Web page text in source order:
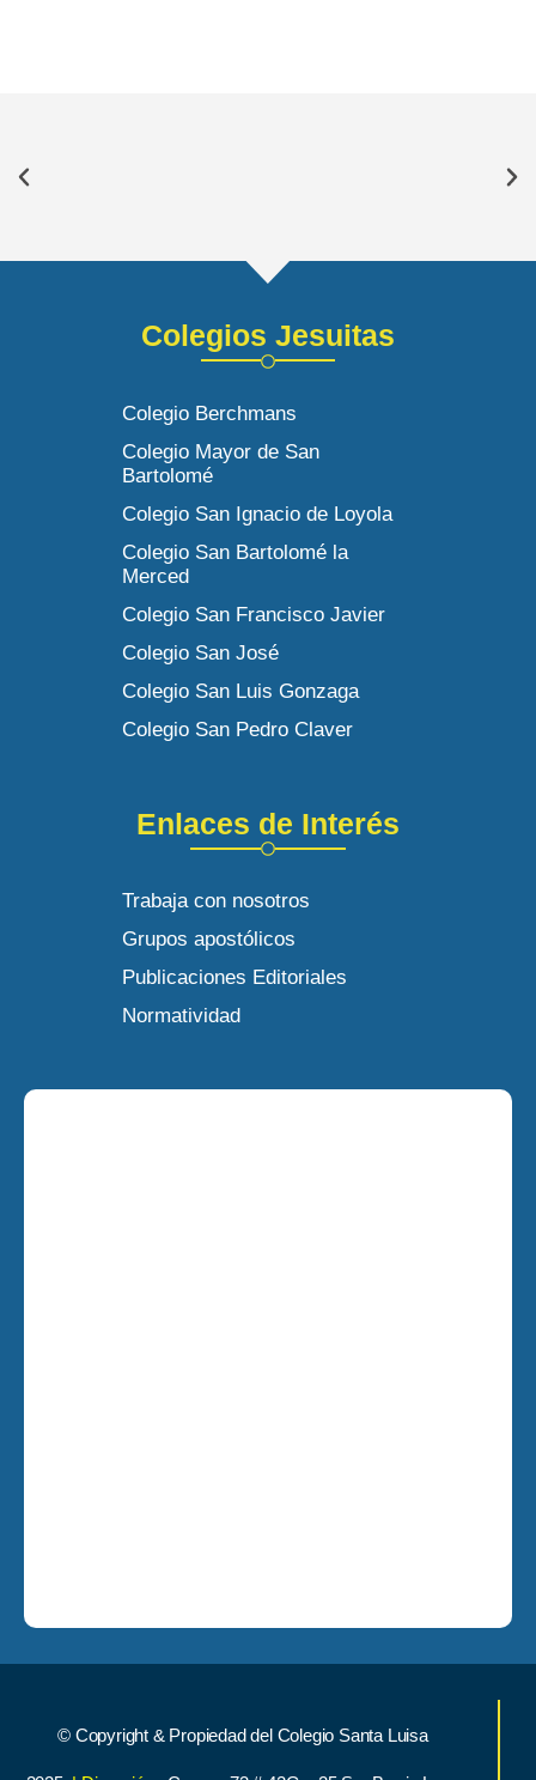
Colegios Jesuitas
Colegio Berchmans
Colegio Mayor de San
Bartolomé
Colegio San Ignacio de Loyola
Colegio San Bartolomé la
Merced
Colegio San Francisco Javier
Colegio San José
Colegio San Luis Gonzaga
Colegio San Pedro Claver
Enlaces de Interés
Trabaja con nosotros
Grupos apostólicos
Publicaciones Editoriales
Normatividad
© Copyright & Propiedad del Colegio Santa Luisa